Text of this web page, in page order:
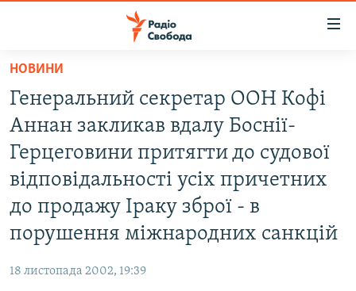
Перейти
основного
матеріалу
Перейти
до
основної
навігації
Перейти
до
ВСЕ ЗА ДОБУ
СТАТТІ
ПОЛІТИКА
СУСПІЛЬСТВО
ВІЙНА
РОСІЙСЬКА «ФІЛЬТРАЦІЯ»
ДОНБАС.РЕАЛІЇ
НОВИНИ
Генеральний секретар ООН Кофі
Аннан закликав вдалу Боснії-
Герцеговини притягти до судової
відповідальності усіх причетних
до продажу Іраку зброї - в
порушення міжнародних санкцій
18 листопада 2002, 19:39